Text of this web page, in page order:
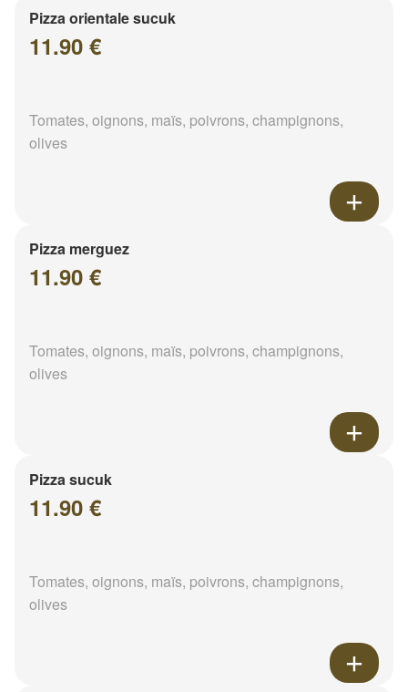
Pizza orientale sucuk
11.90 €
Tomates, oignons, maïs, poivrons, champignons,
olives
Pizza merguez
11.90 €
Tomates, oignons, maïs, poivrons, champignons,
olives
Pizza sucuk
11.90 €
Tomates, oignons, maïs, poivrons, champignons,
olives